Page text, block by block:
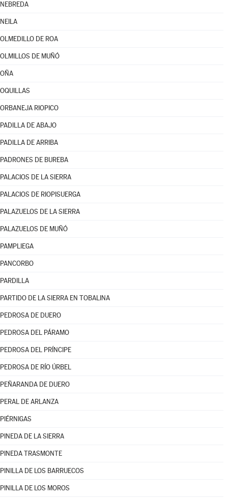
NEBREDA
NEILA
OLMEDILLO DE ROA
OLMILLOS DE MUÑÓ
OÑA
OQUILLAS
ORBANEJA RIOPICO
PADILLA DE ABAJO
PADILLA DE ARRIBA
PADRONES DE BUREBA
PALACIOS DE LA SIERRA
PALACIOS DE RIOPISUERGA
PALAZUELOS DE LA SIERRA
PALAZUELOS DE MUÑÓ
PAMPLIEGA
PANCORBO
PARDILLA
PARTIDO DE LA SIERRA EN TOBALINA
PEDROSA DE DUERO
PEDROSA DEL PÁRAMO
PEDROSA DEL PRÍNCIPE
PEDROSA DE RÍO ÚRBEL
PEÑARANDA DE DUERO
PERAL DE ARLANZA
PIÉRNIGAS
PINEDA DE LA SIERRA
PINEDA TRASMONTE
PINILLA DE LOS BARRUECOS
PINILLA DE LOS MOROS